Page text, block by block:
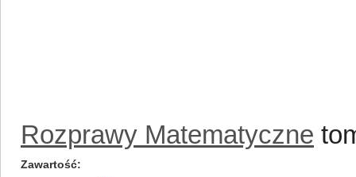
Rozprawy Matematyczne
Zawartość